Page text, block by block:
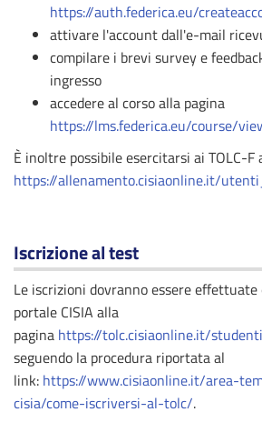
https://auth.federica.eu/
attivare l'account dall'e-mail
compilare i brevi survey e
ingresso
accedere al corso alla pagina
https://lms.federica.eu/course/
È inoltre possibile esercitarsi ai TOLC-
https://allenamento.cisiaonline.it/
Iscrizione al test
Le iscrizioni dovranno essere
portale CISIA alla
pagina https://tolc.cisiaonline.it/
seguendo la procedura riportata al
link: https://www.cisiaonline.it/area-
cisia/come-iscriversi-al-tolc/.